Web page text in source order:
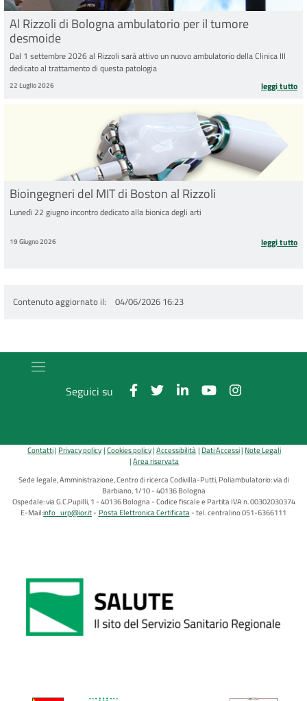
Al Rizzoli di Bologna ambulatorio per il tumore
desmoide
Dal 1 settembre 2026 al Rizzoli sarà attivo un nuovo ambulatorio della Clinica III
dedicato al trattamento di questa patologia
22 Luglio 2026 leggi tutto
Bioingegneri del MIT di Boston al Rizzoli
Lunedì 22 giugno incontro dedicato alla bionica degli arti
19 Giugno 2026 leggi tutto
Contenuto aggiornato il 04/06/2026 16:23
Seguici su
Contatti Privacy policy Cookies policy Accessibilità Dati Accessi Note Legali
Area riservata
Sede legale, Amministrazione, Centro di ricerca Codivilla-Putti, Poliambulatorio: via di
Barbiano, 1/10 - 40136 Bologna
Ospedale: via G.C.Pupilli, 1 - 40136 Bologna - Codice fiscale e Partita IVA n. 00302030374
E-Mail:info_urp@ior.it Posta Elettronica Certificata tel. centralino 051-6366111